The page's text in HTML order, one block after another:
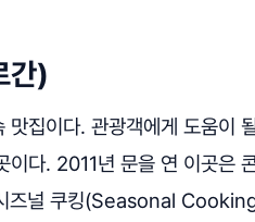
간)
맛집이다. 관광객에게 도움이
이다. 2011년 문을 연 이곳
즈널 쿠킹(Seasonal